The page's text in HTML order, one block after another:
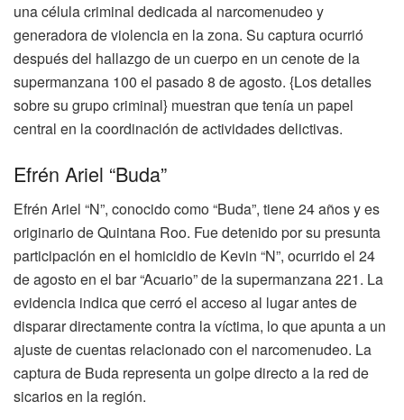
una célula criminal dedicada al narcomenudeo y
generadora de violencia en la zona. Su captura ocurrió
después del hallazgo de un cuerpo en un cenote de la
supermanzana 100 el pasado 8 de agosto. {Los detalles
sobre su grupo criminal} muestran que tenía un papel
central en la coordinación de actividades delictivas.
Efrén Ariel “Buda”
Efrén Ariel “N”, conocido como “Buda”, tiene 24 años y es
originario de Quintana Roo. Fue detenido por su presunta
participación en el homicidio de Kevin “N”, ocurrido el 24
de agosto en el bar “Acuario” de la supermanzana 221. La
evidencia indica que cerró el acceso al lugar antes de
disparar directamente contra la víctima, lo que apunta a un
ajuste de cuentas relacionado con el narcomenudeo. La
captura de Buda representa un golpe directo a la red de
sicarios en la región.